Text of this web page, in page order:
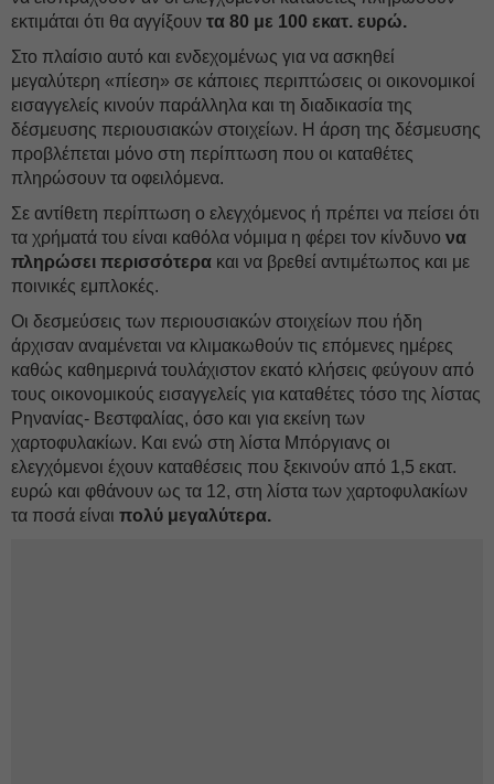
εκτιμάται ότι θα αγγίξουν τα 80 με 100 εκατ. ευρώ.
Στο πλαίσιο αυτό και ενδεχομένως για να ασκηθεί
μεγαλύτερη «πίεση» σε κάποιες περιπτώσεις οι οικονομικοί
εισαγγελείς κινούν παράλληλα και τη διαδικασία της
δέσμευσης περιουσιακών στοιχείων. Η άρση της δέσμευσης
προβλέπεται μόνο στη περίπτωση που οι καταθέτες
πληρώσουν τα οφειλόμενα.
Σε αντίθετη περίπτωση ο ελεγχόμενος ή πρέπει να πείσει ότι
τα χρήματά του είναι καθόλα νόμιμα η φέρει τον κίνδυνο να
πληρώσει περισσότερα και να βρεθεί αντιμέτωπος και με
ποινικές εμπλοκές.
Οι δεσμεύσεις των περιουσιακών στοιχείων που ήδη
άρχισαν αναμένεται να κλιμακωθούν τις επόμενες ημέρες
καθώς καθημερινά τουλάχιστον εκατό κλήσεις φεύγουν από
τους οικονομικούς εισαγγελείς για καταθέτες τόσο της λίστας
Ρηνανίας- Βεστφαλίας, όσο και για εκείνη των
χαρτοφυλακίων. Και ενώ στη λίστα Μπόργιανς οι
ελεγχόμενοι έχουν καταθέσεις που ξεκινούν από 1,5 εκατ.
ευρώ και φθάνουν ως τα 12, στη λίστα των χαρτοφυλακίων
τα ποσά είναι πολύ μεγαλύτερα.